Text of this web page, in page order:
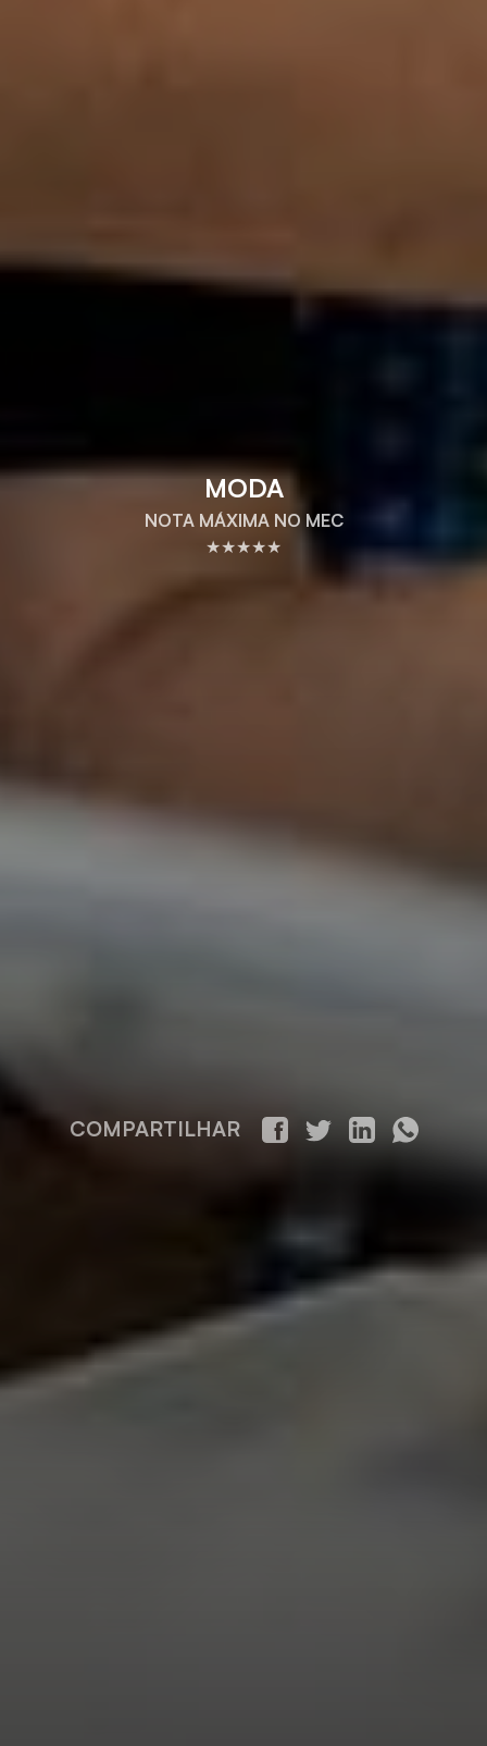
MODA
NOTA MÁXIMA NO MEC
★★★★★
COMPARTILHAR